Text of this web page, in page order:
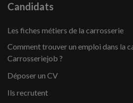
Candidats
Les fiches métiers de la carrosserie
Comment trouver un emploi dans la
Carrosseriejob ?
Déposer un CV
Ils recrutent